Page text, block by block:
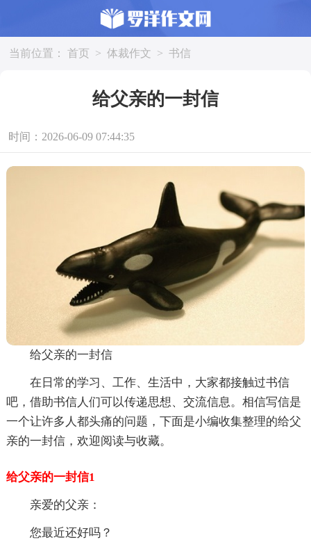
当前位置： 首页 > 体裁作文 > 书信
给父亲的一封信
时间：2026-06-09 07:44:35
给父亲的一封信
在日常的学习、工作、生活中，大家都接触过书信
吧，借助书信人们可以传递思想、交流信息。相信写信是
一个让许多人都头痛的问题，下面是小编收集整理的给父
亲的一封信，欢迎阅读与收藏。
给父亲的一封信1
亲爱的父亲：
您最近还好吗？